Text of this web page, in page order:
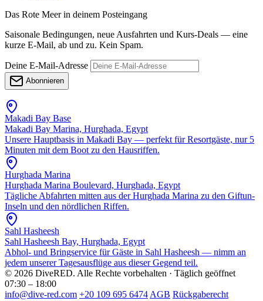
Das Rote Meer in deinem Posteingang
Saisonale Bedingungen, neue Ausfahrten und Kurs-Deals — eine
kurze E-Mail, ab und zu. Kein Spam.
Deine E-Mail-Adresse
Abonnieren
Makadi Bay Base
Makadi Bay Marina, Hurghada, Egypt
Unsere Hauptbasis in Makadi Bay — perfekt für Resortgäste, nur 5
Minuten mit dem Boot zu den Hausriffen.
Hurghada Marina
Hurghada Marina Boulevard, Hurghada, Egypt
Tägliche Abfahrten mitten aus der Hurghada Marina zu den Giftun-
Inseln und den nördlichen Riffen.
Sahl Hasheesh
Sahl Hasheesh Bay, Hurghada, Egypt
Abhol- und Bringservice für Gäste in Sahl Hasheesh — nimm an
jedem unserer Tagesausflüge aus dieser Gegend teil.
© 2026 DiveRED. Alle Rechte vorbehalten · Täglich geöffnet
07:30 – 18:00
info@dive-red.com +20 109 695 6474 AGB Rückgaberecht